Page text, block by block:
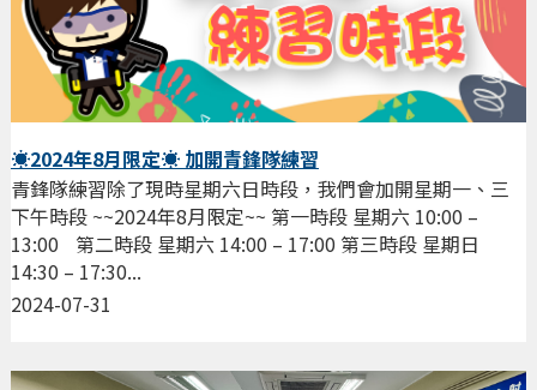
☀️2024年8月限定☀️ 加開青鋒隊練習
2024-07-31
青鋒隊練習除了現時星期六日時段，我們會加開星期一、三
下午時段 ~~2024年8月限定~~ 第一時段 星期六 10:00 –
13:00 第二時段 星期六 14:00 – 17:00 第三時段 星期日
14:30 – 17:30...